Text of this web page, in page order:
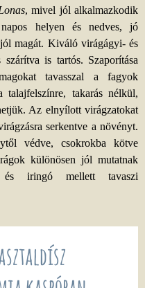
, mivel jól alkalmazkodik
helyen és nedves, jó
magát. Kiváló virágágyi- és
is tartós. Szaporítása
tavasszal a fagyok
takarás nélkül,
Az elnyílott virágzatokat
serkentve a növényt.
védve, csokrokba kötve
különösen jól mutatnak
és iringó mellett tavaszi